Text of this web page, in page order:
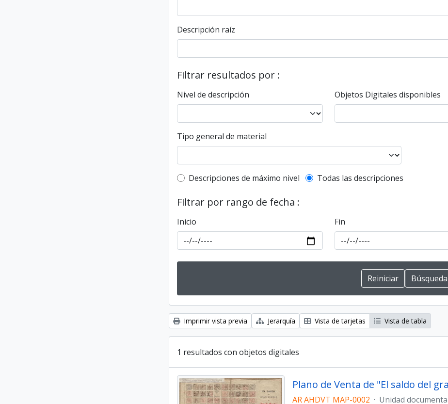
Descripción raíz
Filtrar resultados por :
Nivel de descripción Objetos Digitales disponibles
Tipo general de material
Top-level description filter
Descripciones de máximo nivel Todas las descripciones
Filtrar por rango de fecha :
Inicio Fin
Imprimir vista previa Jerarquía Vista de tarjetas Vista de tabla
1 resultados con objetos digitales
Plano de Venta de "El saldo del
AR AHDVT MAP-0002 · Unidad